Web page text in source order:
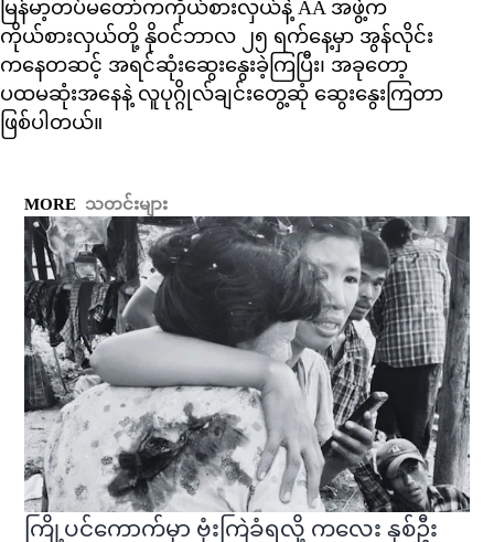
မြန်မာ့တပ်မတော်ကကိုယ်စားလှယ်နဲ့ AA အဖွဲ့က
ကိုယ်စားလှယ်တို့ နိုဝင်ဘာလ ၂၅ ရက်နေ့မှာ အွန်လိုင်း
ကနေတဆင့် အရင်ဆုံးဆွေးနွေးခဲ့ကြပြီး၊ အခုတော့
ပထမဆုံးအနေနဲ့ လူပုဂ္ဂိုလ်ချင်းတွေ့ဆုံ ဆွေးနွေးကြတာ
ဖြစ်ပါတယ်။
MORE သတင်းများ
ကြို့ပင်ကောက်မှာ ဗုံးကြဲခံရလို့ ကလေး နှစ်ဦး